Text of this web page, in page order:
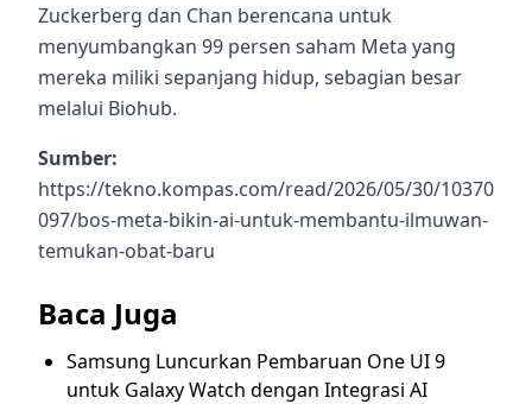
Zuckerberg dan Chan berencana untuk
menyumbangkan 99 persen saham Meta yang
mereka miliki sepanjang hidup, sebagian besar
melalui Biohub.
Sumber:
https://tekno.kompas.com/read/2026/05/30/10370
097/bos-meta-bikin-ai-untuk-membantu-ilmuwan-
temukan-obat-baru
Baca Juga
Samsung Luncurkan Pembaruan One UI 9
untuk Galaxy Watch dengan Integrasi AI